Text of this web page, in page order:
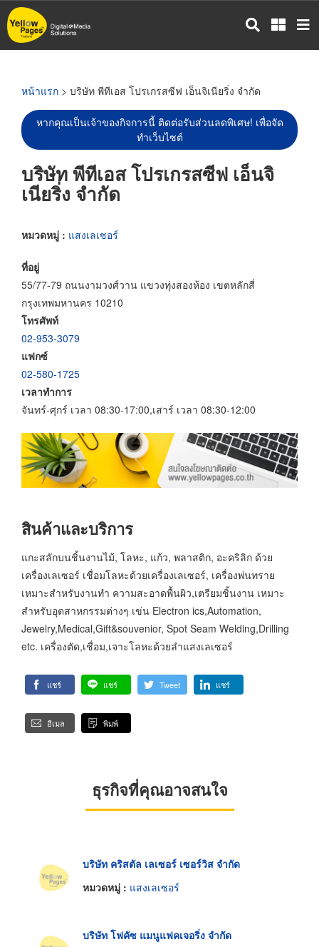
ข้าม
ไป
หน้าแรก > บริษัท พีทีเอส โปรเกรสซีฟ เอ็นจิเนียริ่ง จำกัด
หากคุณเป็นเจ้าของกิจการนี้ ติดต่อรับส่วนลดพิเศษ! เพื่อจัด
ทำเว็บไซต์
บริษัท พีทีเอส โปรเกรสซีฟ เอ็นจิ
เนียริ่ง จำกัด
หมวดหมู่ : แสงเลเซอร์
ที่อยู่
55/77-79 ถนนงามวงศ์วาน แขวงทุ่งสองห้อง เขตหลักสี่
กรุงเทพมหานคร 10210
โทรศัพท์
02-953-3079
แฟกซ์
02-580-1725
เวลาทำการ
จันทร์-ศุกร์ เวลา 08:30-17:00,เสาร์ เวลา 08:30-12:00
สินค้าและบริการ
แกะสลักบนชิ้นงานไม้, โลหะ, แก้ว, พลาสติก, อะคริลิก ด้วย
เครื่องเลเซอร์ เชื่อมโลหะด้วยเครื่องเลเซอร์, เครื่องพ่นทราย
เหมาะสำหรับงานทำ ความสะอาดพื้นผิว,เตรียมชิ้นงาน เหมาะ
สำหรับอุตสาหกรรมต่างๆ เข่น Electron ics,Automation,
Jewelry,Medical,Gift&souvenior, Spot Seam Welding,Drilling
etc. เครื่องตัด,เชื่อม,เจาะโลหะด้วยลำแสงเลเซอร์
แชร์ แชร์ Tweet แชร์
อีเมล พิมพ์
ธุรกิจที่คุณอาจสนใจ
บริษัท คริสตัล เลเซอร์ เซอร์วิส จำกัด
หมวดหมู่ : แสงเลเซอร์
บริษัท โฟคัซ แมนูแฟคเจอริ่ง จำกัด